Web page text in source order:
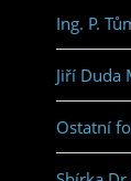
Ing. P.
Jiří Duda
Ostatní